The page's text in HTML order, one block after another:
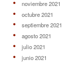
noviembre 2021
octubre 2021
septiembre 2021
agosto 2021
julio 2021
junio 2021